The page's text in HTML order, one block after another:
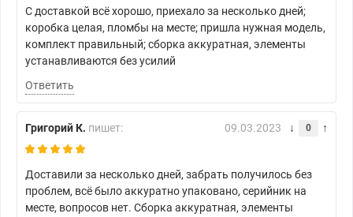
С доставкой всё хорошо, приехало за несколько дней;
коробка целая, пломбы на месте; пришла нужная модель,
комплект правильный; сборка аккуратная, элементы
устанавливаются без усилий
Ответить
Григорий К. пишет: 09.03.2023 0
Доставили за несколько дней, забрать получилось без
проблем, всё было аккуратно упаковано, серийник на
месте, вопросов нет. Сборка аккуратная, элементы